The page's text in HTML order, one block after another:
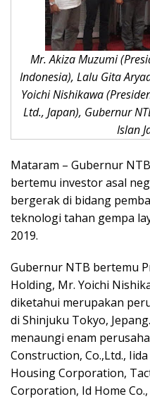
Mr. Akiza Muzumi
Indonesia), Lalu Gita
Yoichi Nishikawa
Ltd., Japan), Gubernur
Islan
Mataram – Gubernur
bertemu investor asal
bergerak di bidang
teknologi tahan gempa
2019.
Gubernur NTB bertemu
Holding, Mr. Yoichi
diketahui merupakan
di Shinjuku Tokyo,
menaungi enam
Construction, Co.,Ltd.,
Housing Corporation,
Corporation, Id Home Co.,